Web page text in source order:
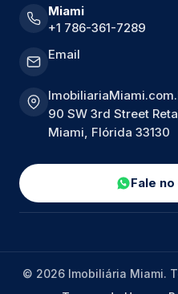
Miami
+1 786-361-7289
Email
90 SW 3rd Street
Miami, Flórida 33130
Fale
© 2026 Imobiliária Miami.